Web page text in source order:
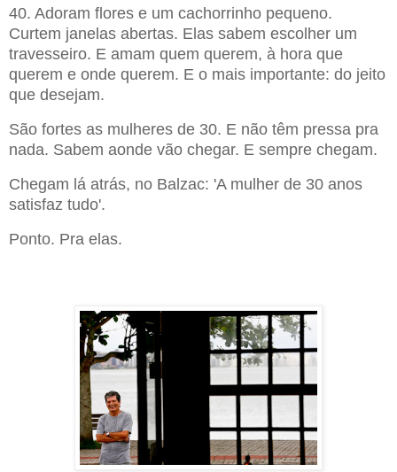
40. Adoram flores e um cachorrinho pequeno.
Curtem janelas abertas. Elas sabem escolher um
travesseiro. E amam quem querem, à hora que
querem e onde querem. E o mais importante: do jeito
que desejam.
São fortes as mulheres de 30. E não têm pressa pra
nada. Sabem aonde vão chegar. E sempre chegam.
Chegam lá atrás, no Balzac: 'A mulher de 30 anos
satisfaz tudo'.
Ponto. Pra elas.